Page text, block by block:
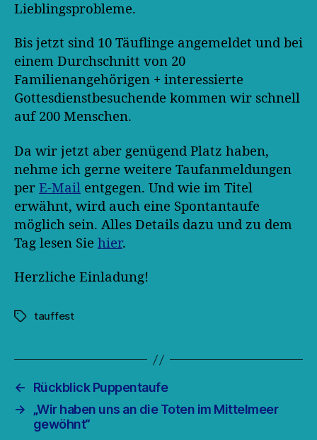
Lieblingsprobleme.
Bis jetzt sind 10 Täuflinge angemeldet und bei
einem Durchschnitt von 20
Familienangehörigen + interessierte
Gottesdienstbesuchende kommen wir schnell
auf 200 Menschen.
Da wir jetzt aber genügend Platz haben,
nehme ich gerne weitere Taufanmeldungen
per E-Mail entgegen. Und wie im Titel
erwähnt, wird auch eine Spontantaufe
möglich sein. Alles Details dazu und zu dem
Tag lesen Sie hier.
Herzliche Einladung!
Schlagwörter
tauffest
←
Rückblick Puppentaufe
→
„Wir haben uns an die Toten im Mittelmeer
gewöhnt“